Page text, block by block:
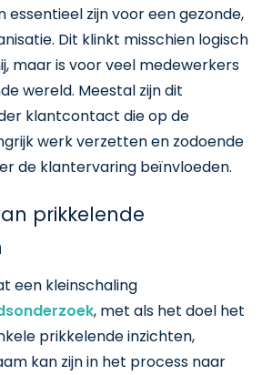
zijn voor een gezonde,
Dit klinkt misschien logisch
maar is voor veel medewerkers
wereld. Meestal zijn dit
klantcontact die op de
werk verzetten en zodoende
de klantervaring beïnvloeden.
prikkelende
een kleinschaling
, met als het doel het
prikkelende inzichten,
kan zijn in het process naar